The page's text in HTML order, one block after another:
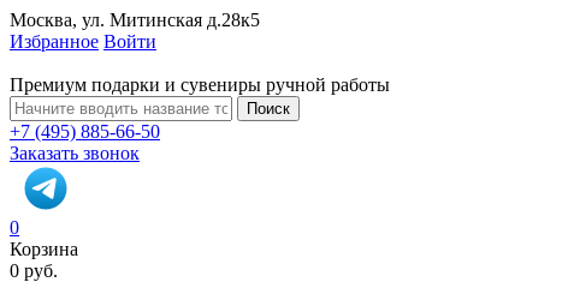
Москва, ул. Митинская д.28к5
Избранное Войти
Премиум подарки и сувениры ручной работы
Поиск
+7 (495) 885-66-50
Заказать звонок
0
Корзина
0 руб.